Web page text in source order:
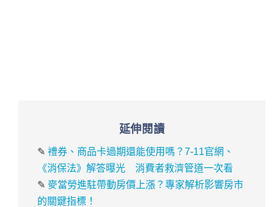
延伸閱讀
✎禮券、商品卡過期還能使用嗎？7-11官網、
《消保法》解答曝光 消費者救濟管道一次看
✎麥當勞進駐帶動房價上漲？專家解析影響房市
的關鍵指標！